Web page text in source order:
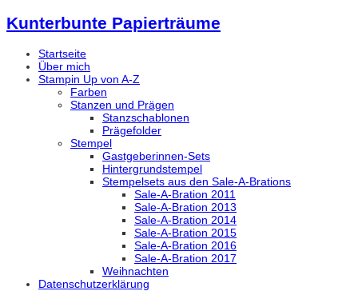
Kunterbunte Papierträume
Startseite
Über mich
Stampin Up von A-Z
Farben
Stanzen und Prägen
Stanzschablonen
Prägefolder
Stempel
Gastgeberinnen-Sets
Hintergrundstempel
Stempelsets aus den Sale-A-Brations
Sale-A-Bration 2011
Sale-A-Bration 2013
Sale-A-Bration 2014
Sale-A-Bration 2015
Sale-A-Bration 2016
Sale-A-Bration 2017
Weihnachten
Datenschutzerklärung